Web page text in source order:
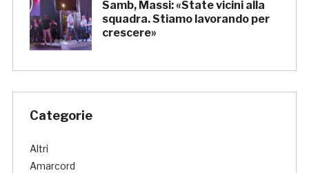
Samb, Massi: «State vicini alla
squadra. Stiamo lavorando per
crescere»
Categorie
Altri
Amarcord